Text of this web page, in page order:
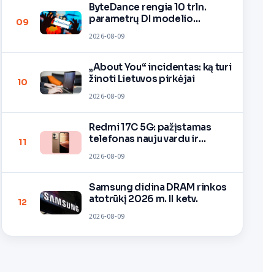
09
ByteDance rengia 10 trln.
parametrų DI modelio
2026-08-09
10
„About You“ incidentas: ką turi
žinoti Lietuvos pirkėjai
2026-08-09
11
Redmi 17C 5G: pažįstamas
telefonas nauju vardu ir
2026-08-09
12
Samsung didina DRAM rinkos
atotrūkį 2026 m. II ketv.
2026-08-09